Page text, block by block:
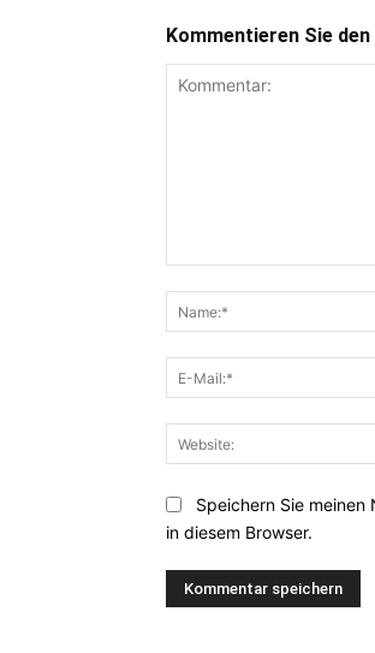
Kommentieren Sie
Speichern Sie meinen
in diesem Browser.